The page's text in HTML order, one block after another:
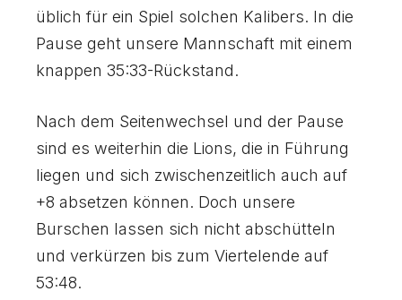
üblich für ein Spiel solchen Kalibers. In die
Pause geht unsere Mannschaft mit einem
knappen 35:33-Rückstand.
Nach dem Seitenwechsel und der Pause
sind es weiterhin die Lions, die in Führung
liegen und sich zwischenzeitlich auch auf
+8 absetzen können. Doch unsere
Burschen lassen sich nicht abschütteln
und verkürzen bis zum Viertelende auf
53:48.